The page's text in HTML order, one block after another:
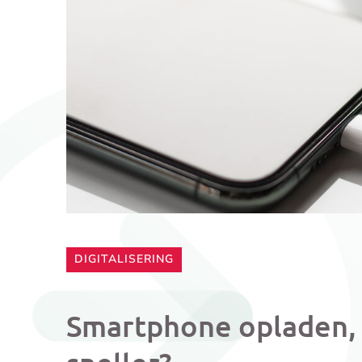
CATEGORIE:
DIGITALISERING
Smartphone